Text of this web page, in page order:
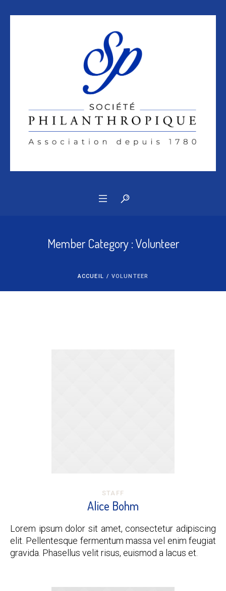
Member Category :Volunteer
ACCUEIL / VOLUNTEER
STAFF
Alice Bohm
Lorem ipsum dolor sit amet, consectetur adipiscing
elit. Pellentesque fermentum massa vel enim feugiat
gravida. Phasellus velit risus, euismod a lacus et.